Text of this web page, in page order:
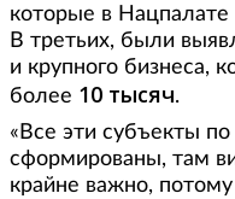
которые в Нацпалате
В третьих, были
и крупного бизнеса,
более 10 тысяч.
«Все эти субъекты
сформированы, там
крайне важно,